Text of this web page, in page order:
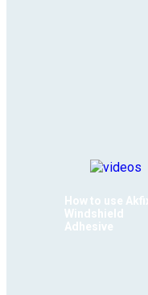
How to use
Windshield
Adhesive